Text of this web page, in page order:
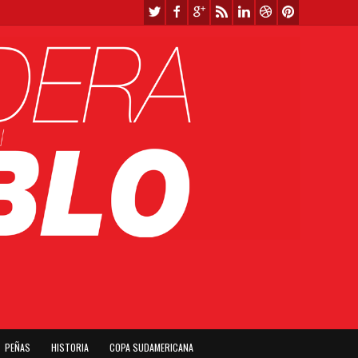
PEÑAS HISTORIA COPA SUDAMERICANA